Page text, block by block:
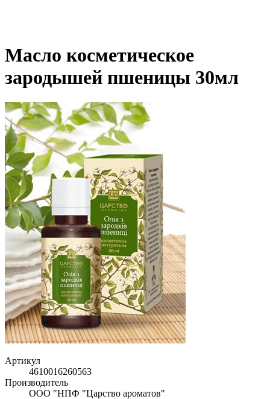
Масло косметическое
зародышей пшеницы 30мл
Артикул
4610016260563
Производитель
ООО "НПФ "Царство ароматов"